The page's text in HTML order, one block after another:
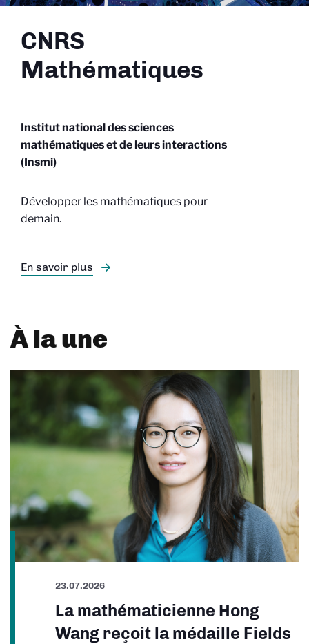
CNRS
Mathématiques
Institut national des sciences
mathématiques et de leurs interactions
(Insmi)
Développer les mathématiques pour
demain.
En savoir plus
À la une
23.07.2026
La mathématicienne Hong
Wang reçoit la médaille Fields